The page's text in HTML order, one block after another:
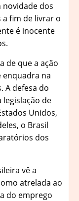
novidade dos
fim de livrar o
é inocente
de que a ação
enquadra na
A defesa do
de
Unidos,
o Brasil
dos
vê a
atrelada ao
do emprego